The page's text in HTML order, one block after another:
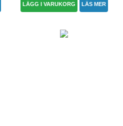
LÄGG I VARUKORG LÄS MER